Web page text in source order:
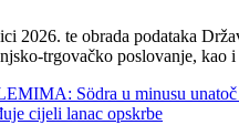
2026. te obrada podataka
trgovačko poslovanje, kao i
Södra u minusu unatoč
cijeli lanac opskrbe